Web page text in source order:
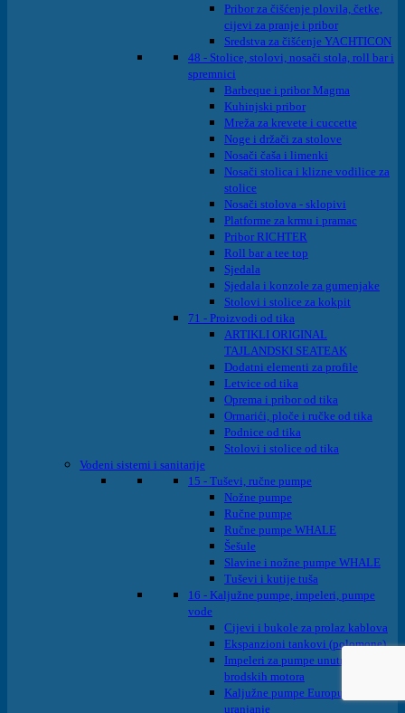
Pribor za čišćenje plovila, četke,
cijevi za pranje i pribor
Sredstva za čišćenje YACHTICON
48 - Stolice, stolovi, nosači stola, roll bar i
spremnici
Barbeque i pribor Magma
Kuhinjski pribor
Mreža za krevete i cuccette
Noge i držači za stolove
Nosači čaša i limenki
Nosači stolica i klizne vodilice za
stolice
Nosači stolova - sklopivi
Platforme za krmu i pramac
Pribor RICHTER
Roll bar a tee top
Sjedala
Sjedala i konzole za gumenjake
Stolovi i stolice za kokpit
71 - Proizvodi od tika
ARTIKLI ORIGINAL
TAJLANDSKI SEATEAK
Dodatni elementi za profile
Letvice od tika
Oprema i pribor od tika
Ormarići, ploče i ručke od tika
Podnice od tika
Stolovi i stolice od tika
Vodeni sistemi i sanitarije
15 - Tuševi, ručne pumpe
Nožne pumpe
Ručne pumpe
Ručne pumpe WHALE
Šešule
Slavine i nožne pumpe WHALE
Tuševi i kutije tuša
16 - Kaljužne pumpe, impeleri, pumpe
vode
Cijevi i bukole za prolaz kablova
Ekspanzioni tankovi (polomone)
Impeleri za pumpe unutrašnjih
brodskih motora
Kaljužne pumpe Europump na
uranjanje